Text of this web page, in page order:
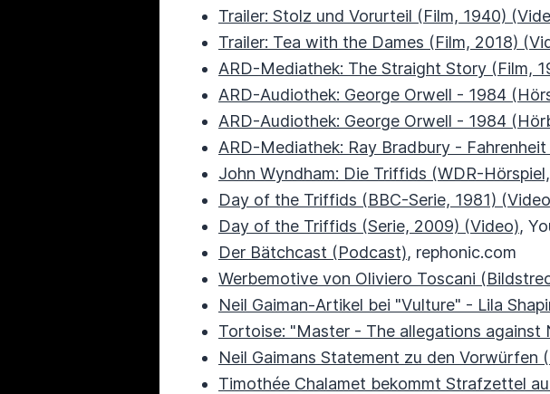
Trailer: Stolz und Vorurteil (Film, 1940)
Trailer: Tea with the Dames (Film, 2018)
ARD-Mediathek: The Straight Story (Film,
ARD-Audiothek: George Orwell - 1984
ARD-Audiothek: George Orwell - 1984
ARD-Mediathek: Ray Bradbury -
John Wyndham: Die Triffids (WDR-
Day of the Triffids (BBC-Serie, 1981)
Day of the Triffids (Serie, 2009) (Video),
Der Bätchcast (Podcast), rephonic.com
Werbemotive von Oliviero Toscani
Neil Gaiman-Artikel bei "Vulture" - Lila
Tortoise: "Master - The allegations against
Neil Gaimans Statement zu den Vorwürfen
Timothée Chalamet bekommt Strafzettel